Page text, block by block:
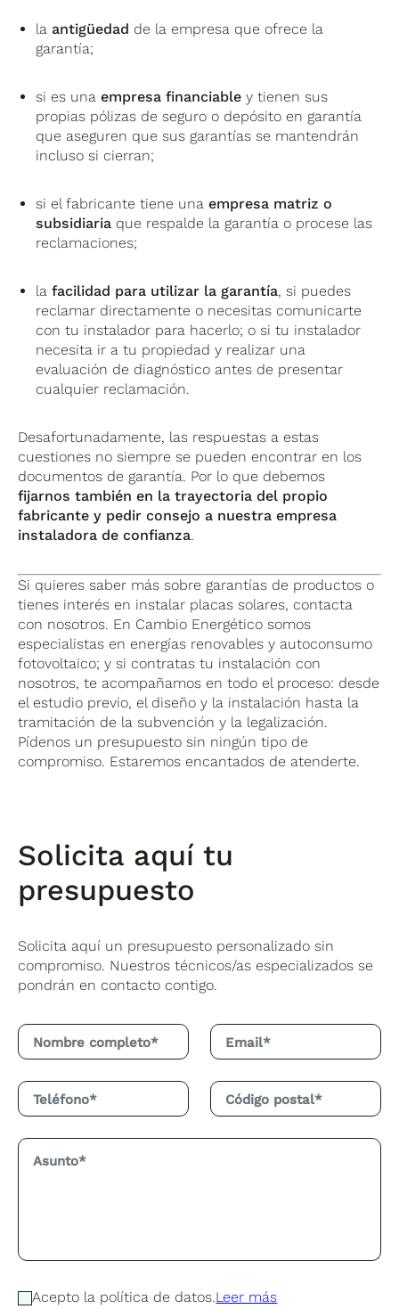
la antigüedad de la empresa que ofrece la
garantía;
si es unaempresa financiable y tienen sus
propias pólizas de seguro o depósito en garantía
que aseguren que sus garantías se mantendrán
incluso si cierran;
si el fabricante tiene unaempresa matriz o
subsidiaria que respalde la garantía o procese las
reclamaciones;
lafacilidad para utilizar la garantía, si puedes
reclamar directamente o necesitas comunicarte
con tu instalador para hacerlo; o si tu instalador
necesita ir a tu propiedad y realizar una
evaluación de diagnóstico antes de presentar
cualquier reclamación.
Desafortunadamente, las respuestas a estas
cuestiones no siempre se pueden encontrar en los
documentos de garantía. Por lo que debemos
fijarnos también en la trayectoria del propio
fabricante y pedir consejo a nuestra empresa
instaladora de confianza.
Si quieres saber más sobre garantías de productos o
tienes interés en instalar placas solares, contacta
con nosotros. En Cambio Energético somos
especialistas en energías renovables y autoconsumo
fotovoltaico; y si contratas tu instalación con
nosotros, te acompañamos en todo el proceso: desde
el estudio previo, el diseño y la instalación hasta la
tramitación de la subvención y la legalización.
Pídenos un presupuesto sin ningún tipo de
compromiso. Estaremos encantados de atenderte.
Solicita aquí tu
presupuesto
Solicita aquí un presupuesto personalizado sin
compromiso. Nuestros técnicos/as especializados se
pondrán en contacto contigo.
Acepto la política de datos.Leer más